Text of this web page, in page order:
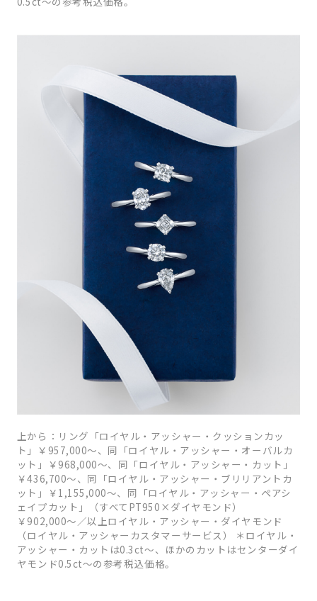
上から：リング「ロイヤル・アッシャー・クッションカッ
ト」￥957,000〜、同「ロイヤル・アッシャー・オーバルカ
ット」￥968,000〜、同「ロイヤル・アッシャー・カット」
￥436,700〜、同「ロイヤル・アッシャー・ブリリアントカ
ット」￥1,155,000〜、同「ロイヤル・アッシャー・ペアシ
ェイプカット」（すべてPT950×ダイヤモンド）
￥902,000〜／以上ロイヤル・アッシャー・ダイヤモンド
（ロイヤル・アッシャーカスタマーサービス） ＊ロイヤル・
アッシャー・カットは0.3ct〜、ほかのカットはセンターダイ
ヤモンド0.5ct〜の参考税込価格。